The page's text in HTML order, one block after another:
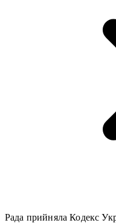
Рада прийняла Кодекс